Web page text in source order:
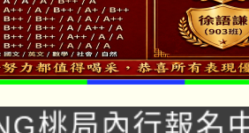
祭」8/29、30在
登場!
午1時於龍潭區
動。
桃局內行報名